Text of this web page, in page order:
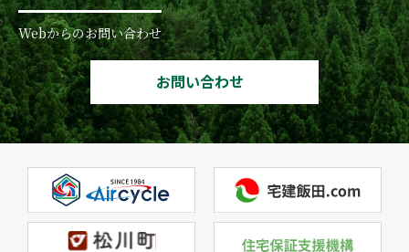
Webからのお問い合わせ
お問い合わせ